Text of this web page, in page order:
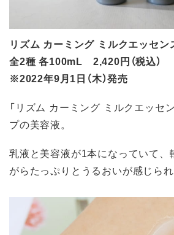
リズム カーミング ミルクエッセン
全2種 各100mL 2,420円（税込）
※2022年9月1日（木）発売
「リズム カーミング ミルクエッセ
プの美容液。
乳液と美容液が1本になっていて、
がらたっぷりとうるおいが感じられ